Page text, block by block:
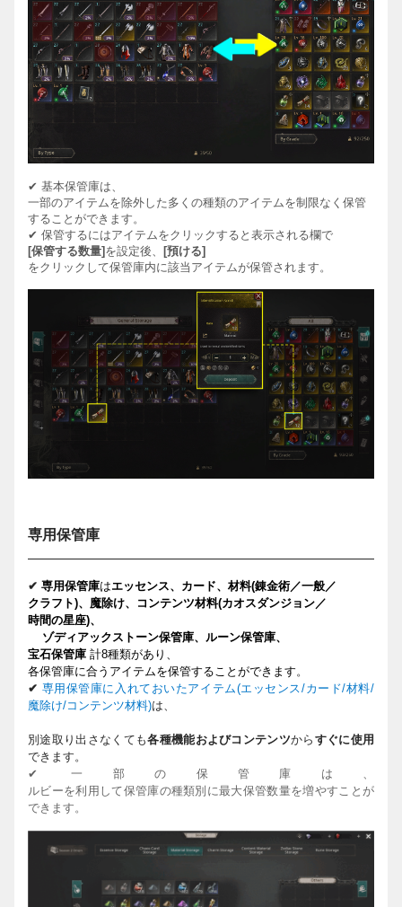
✔ 基本保管庫は、
一部のアイテムを除外した多くの種類のアイテムを制限なく保管
することができます。
✔ 保管するにはアイテムをクリックすると表示される欄で
[保管する数量] を設定後、 [預ける]
をクリックして保管庫内に該当 アイテムが保管されます。
専用保管庫
✔ 専用保管庫はエッセンス、カー ド、材料(錬金術／一般／
クラフト)、魔除け、コンテンツ材料(カオスダンジョン／
時間の星座)、
ゾディアックスト ーン保管庫、ルーン保管庫、
宝石保管庫 計8種類があり、
各保管庫に合うアイテムを保管することができます 。
✔ 専用保管庫に入れておいたアイテム(エッセンス/カード/材料/
魔除け/コンテンツ材料)は、
別途取り出さなくても各種機能およびコンテンツから すぐに使用
できます。
✔ 一部の保管庫は、
ルビーを利用して保管庫の種類別に最大保管数量を増やすことが
できます。